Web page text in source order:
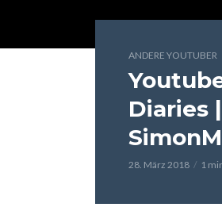
ANDERE YOUTUBER
Diaries
28. März 2018 1